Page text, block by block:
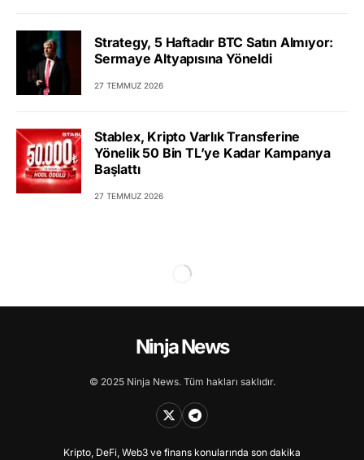
Strategy, 5 Haftadır BTC Satın Almıyor:
Sermaye Altyapısına Yöneldi
27 TEMMUZ 2026
Stablex, Kripto Varlık Transferine
Yönelik 50 Bin TL’ye Kadar Kampanya
Başlattı
27 TEMMUZ 2026
Ninja News
© 2025 Ninja News. Tüm hakları saklıdır.
Kripto, DeFi, Web3 ve finans konularında son dakika